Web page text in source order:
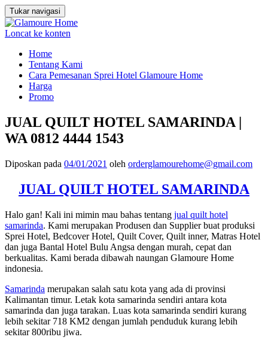
Tukar navigasi
Loncat ke konten
Home
Tentang Kami
Cara Pemesanan Sprei Hotel Glamoure Home
Harga
Promo
JUAL QUILT HOTEL SAMARINDA |
WA 0812 4444 1543
Diposkan pada 04/01/2021 oleh orderglamourehome@gmail.com
JUAL QUILT HOTEL SAMARINDA
Halo gan! Kali ini mimin mau bahas tentang jual quilt hotel
samarinda. Kami merupakan Produsen dan Supplier buat produksi
Sprei Hotel, Bedcover Hotel, Quilt Cover, Quilt inner, Matras Hotel
dan juga Bantal Hotel Bulu Angsa dengan murah, cepat dan
berkualitas. Kami berada dibawah naungan Glamoure Home
indonesia.
Samarinda merupakan salah satu kota yang ada di provinsi
Kalimantan timur. Letak kota samarinda sendiri antara kota
samarinda dan juga tarakan. Luas kota samarinda sendiri kurang
lebih sekitar 718 KM2 dengan jumlah penduduk kurang lebih
sekitar 800ribu jiwa.